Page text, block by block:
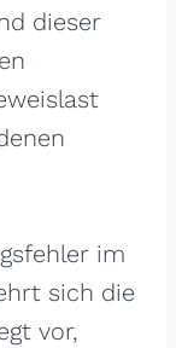
dieser
im
sich die
vor,